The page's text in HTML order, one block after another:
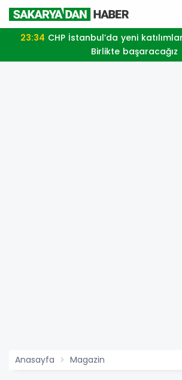
23:34
Birlikte başaracağız
Anasayfa Magazin